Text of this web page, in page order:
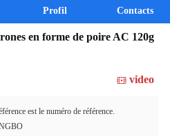
Profil Contacts
en forme de poire AC 120g
video
est le numéro de référence.